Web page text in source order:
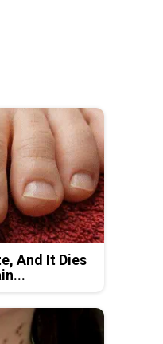
And It Dies